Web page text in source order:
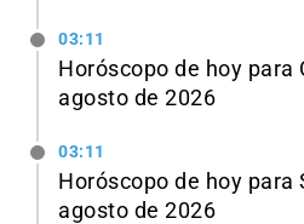
03:11
Horóscopo de hoy para
agosto de 2026
03:11
Horóscopo de hoy para
agosto de 2026